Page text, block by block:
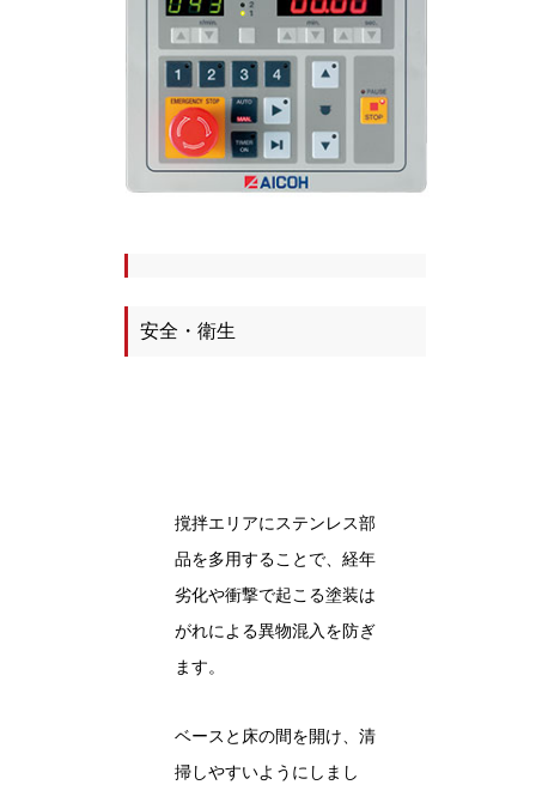
安全・衛生
撹拌エリアにステンレス部
品を多用することで、経年
劣化や衝撃で起こる塗装は
がれによる異物混入を防ぎ
ます。
ベースと床の間を開け、清
掃しやすいようにしまし